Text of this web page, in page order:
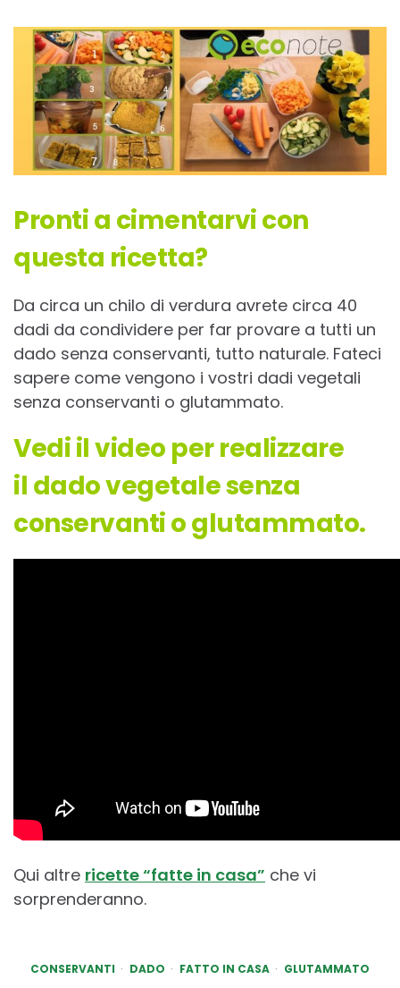
Pronti a cimentarvi con
questa ricetta?
Da circa un chilo di verdura avrete circa 40
dadi da condividere per far provare a tutti un
dado senza conservanti, tutto naturale. Fateci
sapere come vengono i vostri dadi vegetali
senza conservanti o glutammato.
Vedi il video per realizzare
il dado vegetale senza
conservanti o glutammato.
Qui altre ricette “fatte in casa” che vi
sorprenderanno.
CONSERVANTI DADO FATTO IN CASA GLUTAMMATO